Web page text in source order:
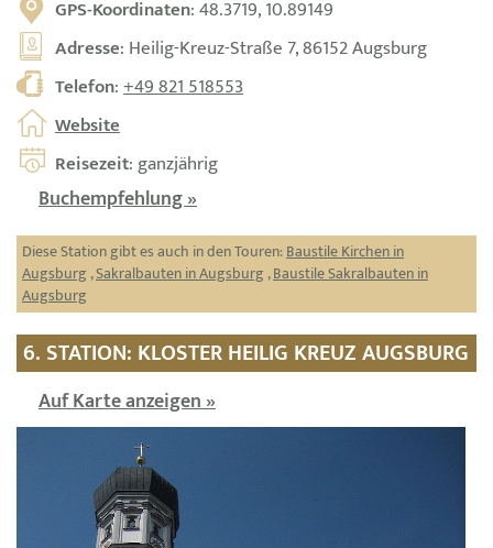
GPS-Koordinaten: 48.3719, 10.89149
Adresse: Heilig-Kreuz-Straße 7, 86152 Augsburg
Telefon:+49 821 518553
Website
Reisezeit: ganzjährig
Buchempfehlung »
Diese Station gibt es auch in den Touren:Baustile Kirchen in
Augsburg ,Sakralbauten in Augsburg ,Baustile Sakralbauten in
Augsburg
6. STATION: KLOSTER HEILIG KREUZ AUGSBURG
Auf Karte anzeigen »